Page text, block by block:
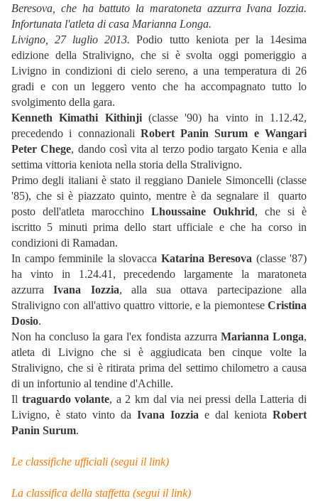
Beresova, che ha battuto la maratoneta azzurra Ivana Iozzia.
Infortunata l'atleta di casa Marianna Longa.
Livigno, 27 luglio 2013.Podio tutto keniota per la 14esima
edizione della Stralivigno, che si è svolta oggi pomeriggio a
Livigno in condizioni di cielo sereno, a una temperatura di 26
gradi e con un leggero vento che ha accompagnato tutto lo
svolgimento della gara.
Kenneth Kimathi Kithinji(classe '90) ha vinto in 1.12.42,
precedendo i connazionali Robert Panin Surum e Wangari
Peter Chege, dando così vita al terzo podio targato Kenia e alla
settima vittoria keniota nella storia della Stralivigno.
Primo degli italiani è stato il reggiano Daniele Simoncelli (classe
'85), che si è piazzato quinto, mentre è da segnalare il quarto
posto dell'atleta marocchino Lhoussaine Oukhrid, che si è
iscritto 5 minuti prima dello start ufficiale e che ha corso in
condizioni di Ramadan.
In campo femminile la slovacca Katarina Beresova (classe '87)
ha vinto in 1.24.41, precedendo largamente la maratoneta
azzurraIvana Iozzia, alla sua ottava partecipazione alla
Stralivigno con all'attivo quattro vittorie, e la piemontese Cristina
Dosio.
Non ha concluso la gara l'ex fondista azzurra Marianna Longa,
atleta di Livigno che si è aggiudicata ben cinque volte la
Stralivigno, che si è ritirata prima del settimo chilometro a causa
di un infortunio al tendine d'Achille.
Il traguardo volante, a 2 km dal via nei pressi della Latteria di
Livigno, è stato vinto da Ivana Iozzia e dal keniota Robert
Panin Surum.
Le classifiche ufficiali (segui il link)
La classifica della staffetta (segui il link)